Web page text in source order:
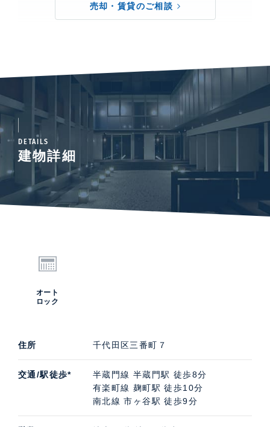
売却・賃貸のご相談
DETAILS
建物詳細
オート
ロック
住所 千代田区三番町７
交通/駅徒歩*
半蔵門線 半蔵門駅 徒歩8分
有楽町線 麹町駅 徒歩10分
南北線 市ヶ谷駅 徒歩9分